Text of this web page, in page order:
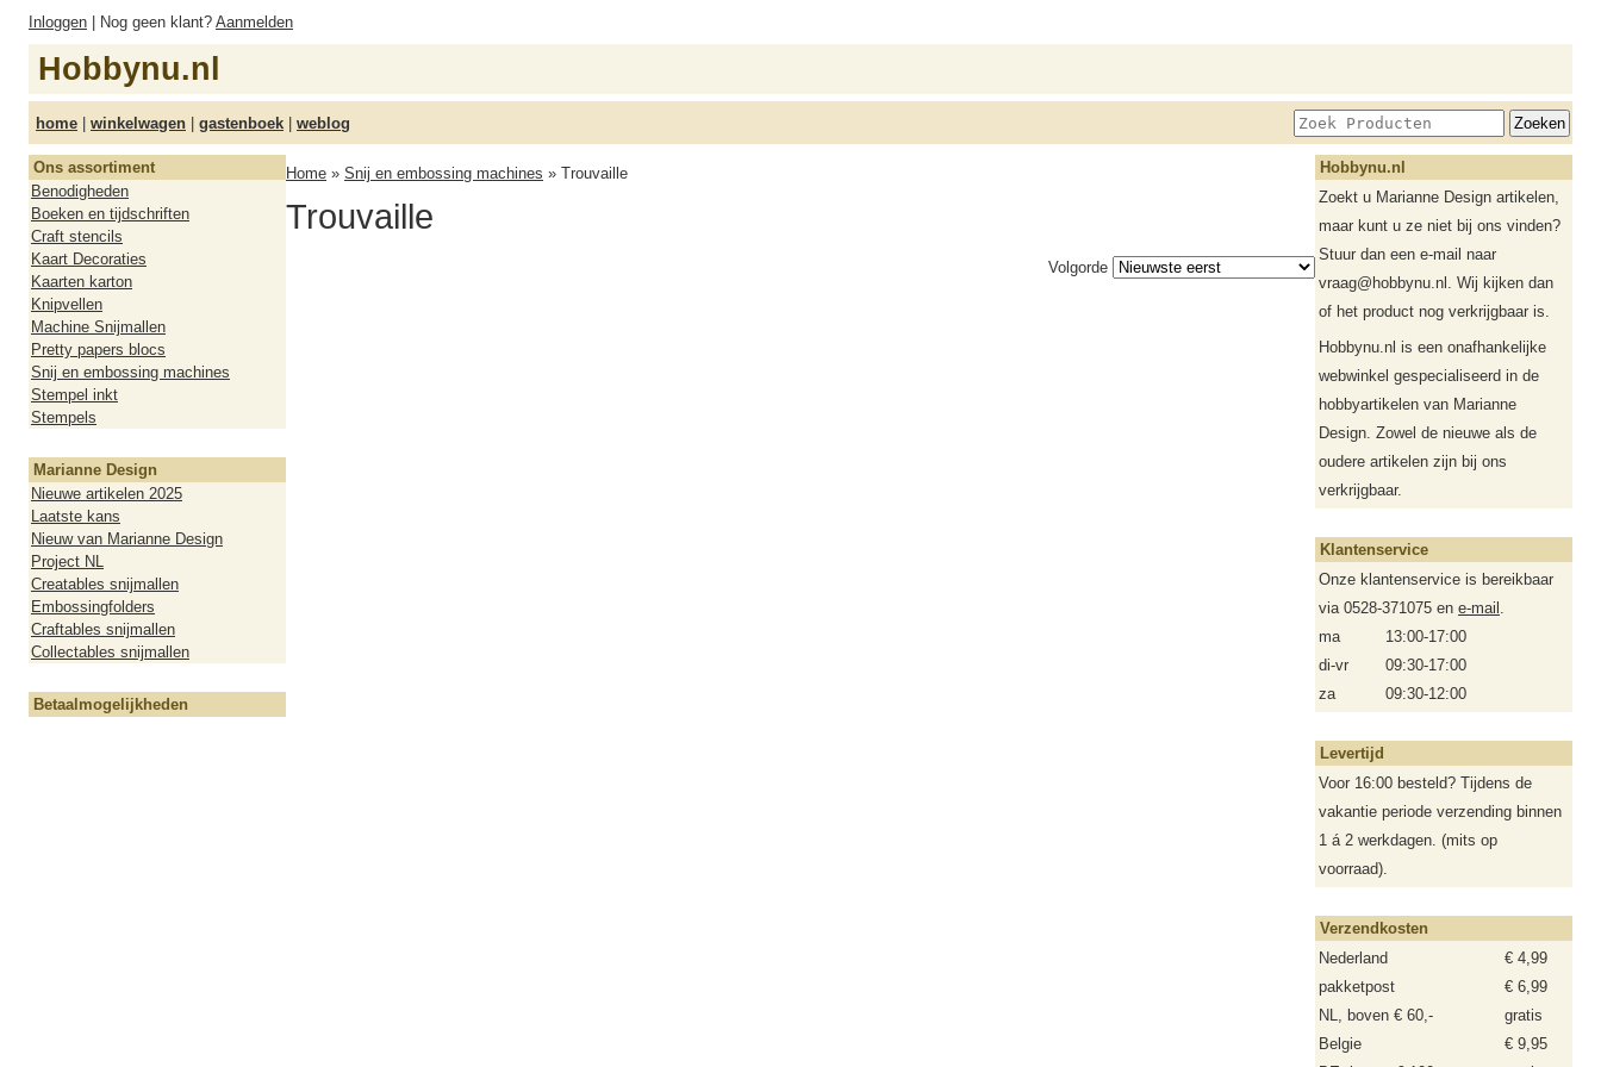
Inloggen | Nog geen klant? Aanmelden
Hobbynu.nl
home | winkelwagen | gastenboek | weblog
Ons assortiment
Benodigheden
Boeken en tijdschriften
Craft stencils
Kaart Decoraties
Kaarten karton
Knipvellen
Machine Snijmallen
Pretty papers blocs
Snij en embossing machines
Stempel inkt
Stempels
Marianne Design
Nieuwe artikelen 2025
Laatste kans
Nieuw van Marianne Design
Project NL
Creatables snijmallen
Embossingfolders
Craftables snijmallen
Collectables snijmallen
Betaalmogelijkheden
Home » Snij en embossing machines » Trouvaille
Trouvaille
Volgorde
Hobbynu.nl
Zoekt u Marianne Design artikelen,
maar kunt u ze niet bij ons vinden?
Stuur dan een e-mail naar
vraag@hobbynu.nl. Wij kijken dan
of het product nog verkrijgbaar is.
Hobbynu.nl is een onafhankelijke
webwinkel gespecialiseerd in de
hobbyartikelen van Marianne
Design. Zowel de nieuwe als de
oudere artikelen zijn bij ons
verkrijgbaar.
Klantenservice
Onze klantenservice is bereikbaar
via 0528-371075 en e-mail .
ma
13:00-17:00
di-vr
09:30-17:00
za
09:30-12:00
Levertijd
Voor 16:00 besteld? Tijdens de
vakantie periode verzending binnen
1 á 2 werkdagen. (mits op
voorraad).
Verzendkosten
Nederland
€ 4,99
pakketpost
€ 6,99
NL, boven € 60,-
gratis
Belgie
€ 9,95